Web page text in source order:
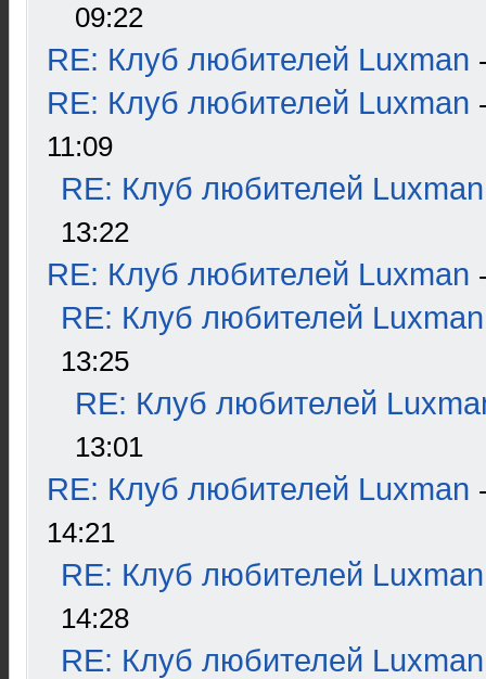
09:22
RE: Клуб любителей Luxman
RE: Клуб любителей Luxman
11:09
RE: Клуб любителей Luxman
13:22
RE: Клуб любителей Luxman
RE: Клуб любителей Luxman
13:25
RE: Клуб любителей
13:01
RE: Клуб любителей Luxman
14:21
RE: Клуб любителей Luxman
14:28
RE: Клуб любителей Luxman